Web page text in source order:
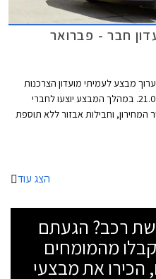
חבר - פברואר
מבצע לעמיתי מועדון הצרכנות
חבר בין התאריכים 21.02.2020-20.03.2020. במהלך המבצע יוצעו לחברי
המחירון, וחבילות אבזור ללא תוספת
של מאזדה ברחבי הארץ.
הצג עוד
רכב? הגעתם
מהמומחים
הכירו את מבצעי